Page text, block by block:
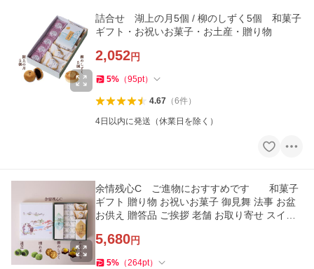
詰合せ 湖上の月5個 / 柳のしずく5個 和菓子
ギフト・お祝いお菓子・お土産・贈り物
2,052円
5% （95pt）
4.67（6件）
4日以内に発送（休業日を除く）
余情残心C ご進物におすすめです 和菓子
ギフト 贈り物 お祝いお菓子 御見舞 法事 お盆
お供え 贈答品 ご挨拶 老舗 お取り寄せ スイー
5,680円
5% （264pt）